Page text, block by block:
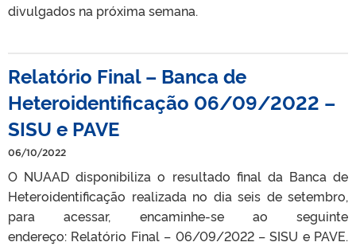
divulgados na próxima semana.
Relatório Final – Banca de
Heteroidentificação 06/09/2022 –
SISU e PAVE
06/10/2022
O NUAAD disponibiliza o resultado final da Banca de
Heteroidentificação realizada no dia seis de setembro,
para acessar, encaminhe-se ao seguinte
endereço: Relatório Final – 06/09/2022 – SISU e PAVE.